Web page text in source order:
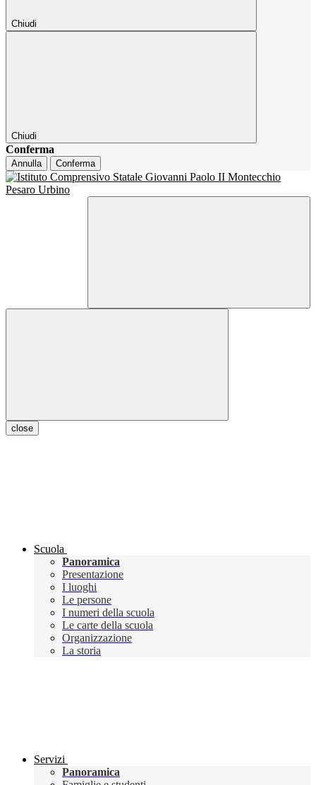
Chiudi
Chiudi
Conferma
Annulla Conferma
close
Scuola
Panoramica
Presentazione
I luoghi
Le persone
I numeri della scuola
Le carte della scuola
Organizzazione
La storia
Servizi
Panoramica